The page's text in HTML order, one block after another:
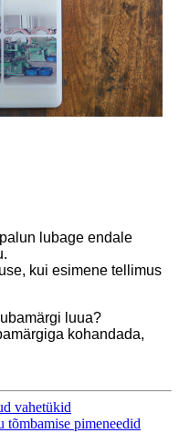
lubage endale
kui esimene tellimus
luua?
kohandada,
vahetükid
tõmbamise pimeneedid